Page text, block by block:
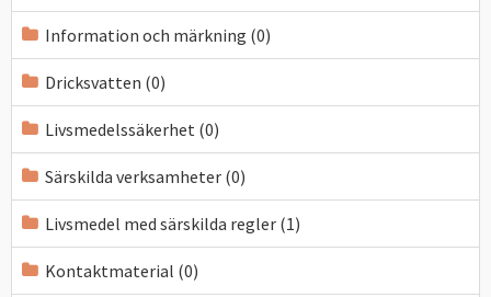
Information och märkning (0)
Dricksvatten (0)
Livsmedelssäkerhet (0)
Särskilda verksamheter (0)
Livsmedel med särskilda regler (1)
Kontaktmaterial (0)